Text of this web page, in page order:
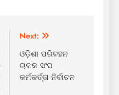
Next:
ଓଡ଼ିଶା ପରିବହନ
ଚାଳକ ସଂଘ
କର୍ମକର୍ତ୍ତା ନିର୍ବାଚନ